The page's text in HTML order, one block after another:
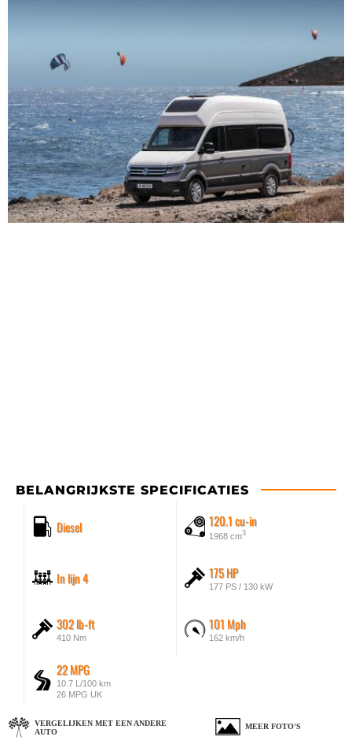
BELANGRIJKSTE SPECIFICATIES
Diesel 120.1 cu-in
1968 cm3
In lijn 4 175 HP
177 PS / 130 kW
302 lb-ft
410 Nm
101 Mph
162 km/h
22 MPG
10.7 L/100 km
26 MPG UK
VERGELIJKEN MET EEN ANDERE
AUTO
MEER FOTO'S